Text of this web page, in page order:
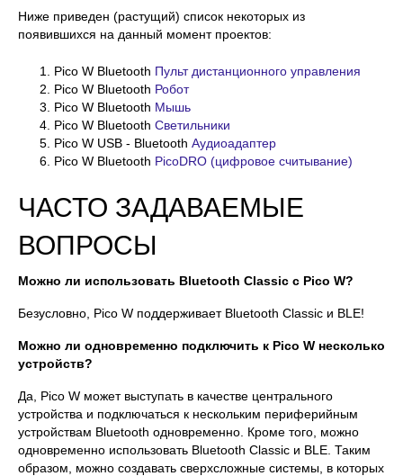
Ниже приведен (растущий) список некоторых из
появившихся на данный момент проектов:
Pico W Bluetooth Пульт дистанционного управления
Pico W Bluetooth Робот
Pico W Bluetooth Мышь
Pico W Bluetooth Светильники
Pico W USB - Bluetooth Аудиоадаптер
Pico W Bluetooth PicoDRO (цифровое считывание)
ЧАСТО ЗАДАВАЕМЫЕ
ВОПРОСЫ
Можно ли использовать Bluetooth Classic с Pico W?
Безусловно, Pico W поддерживает Bluetooth Classic и BLE!
Можно ли одновременно подключить к Pico W несколько
устройств?
Да, Pico W может выступать в качестве центрального
устройства и подключаться к нескольким периферийным
устройствам Bluetooth одновременно. Кроме того, можно
одновременно использовать Bluetooth Classic и BLE. Таким
образом, можно создавать сверхсложные системы, в которых